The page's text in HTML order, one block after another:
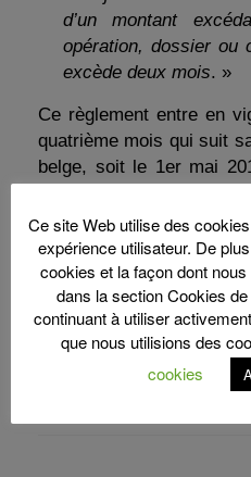
d’un montant
opération, dossier ou
excède deux mois. »
Ce règlement entre en
quatrième mois qui suit
belge, soit le 1er mai
l’O.B.F.G. du 12
rapport devra porter
comptes au 31
première clôture
après l’entrée en vigueur
S
h
Ce site Web utilise des
expérience utilisateur. De
cookies et la façon dont
dans la section Cookies
continuant à utiliser
que nous utilisions des
cookies